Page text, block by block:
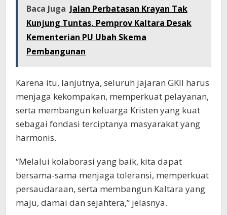
Baca Juga Jalan Perbatasan Krayan Tak
Kunjung Tuntas, Pemprov Kaltara Desak
Kementerian PU Ubah Skema
Pembangunan
Karena itu, lanjutnya, seluruh jajaran GKII harus
menjaga kekompakan, memperkuat pelayanan,
serta membangun keluarga Kristen yang kuat
sebagai fondasi terciptanya masyarakat yang
harmonis.
“Melalui kolaborasi yang baik, kita dapat
bersama-sama menjaga toleransi, memperkuat
persaudaraan, serta membangun Kaltara yang
maju, damai dan sejahtera,” jelasnya.